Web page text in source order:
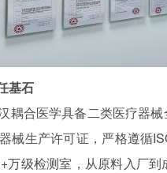
基石
耦合医学具备二类医疗器
械生产许可证，严格遵循
万级检测室，从原料入厂